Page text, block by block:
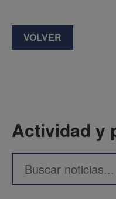
VOLVER
Actividad y